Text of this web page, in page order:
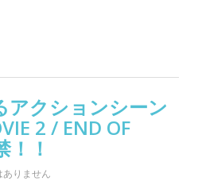
アクションシーン
2 / END OF
！
ありません